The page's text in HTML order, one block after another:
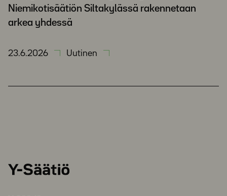
Niemikotisäätiön Siltakylässä rakennetaan
arkea yhdessä
23.6.2026 Uutinen
Y-